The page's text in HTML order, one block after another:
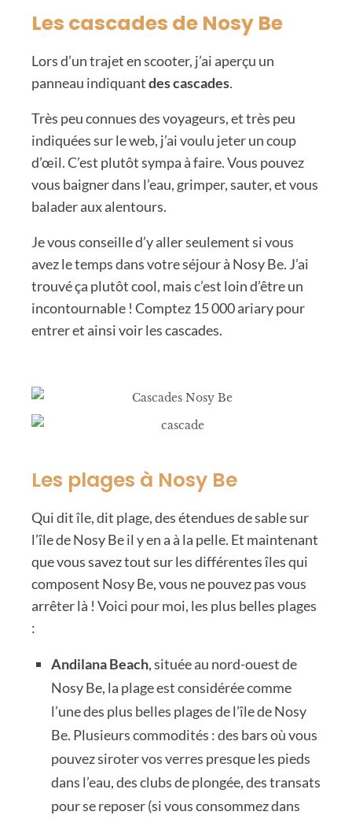
Les cascades de Nosy Be
Lors d’un trajet en scooter, j’ai aperçu un
panneau indiquantdes cascades.
Très peu connues des voyageurs, et très peu
indiquées sur le web, j’ai voulu jeter un coup
d’œil. C’est plutôt sympa à faire. Vous pouvez
vous baigner dans l’eau, grimper, sauter, et vous
balader aux alentours.
Je vous conseille d’y aller seulement si vous
avez le temps dans votre séjour à Nosy Be. J’ai
trouvé ça plutôt cool, mais c’est loin d’être un
incontournable ! Comptez 15 000 ariary pour
entrer et ainsi voir les cascades.
Les plages à Nosy Be
Qui dit île, dit plage, des étendues de sable sur
l’île de Nosy Be il y en a à la pelle. Et maintenant
que vous savez tout sur les différentes îles qui
composent Nosy Be, vous ne pouvez pas vous
arrêter là ! Voici pour moi, les plus belles plages
:
Andilana Beach, située au nord-ouest de
Nosy Be, la plage est considérée comme
l’une des plus belles plages de l’île de Nosy
Be. Plusieurs commodités : des bars où vous
pouvez siroter vos verres presque les pieds
dans l’eau, des clubs de plongée, des transats
pour se reposer (si vous consommez dans